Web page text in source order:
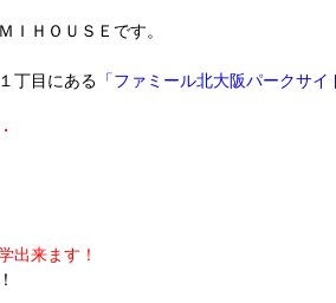
ＩＨＯＵＳＥです。
丁目にある 「ファミール北大阪パークサイ
出来ます！